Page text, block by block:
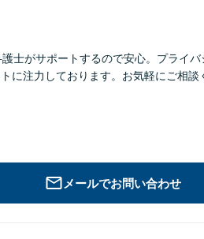
士がサポートするので安心。プライ
に注力しております。お気軽にご相談
メールでお問い合わせ